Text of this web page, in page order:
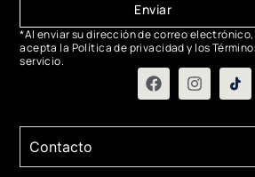
Enviar
*Al enviar su dirección de correo
acepta la Política de privacidad y los
servicio.
Contacto